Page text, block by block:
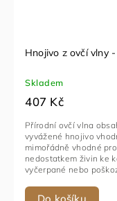
Hnojivo z ovčí vlny
Skladem
407 Kč
Do košíku
Přírodní ovčí vlna
vyvážené hnojivo
mimořádně vhodné
nedostatkem živin ke
vyčerpané nebo